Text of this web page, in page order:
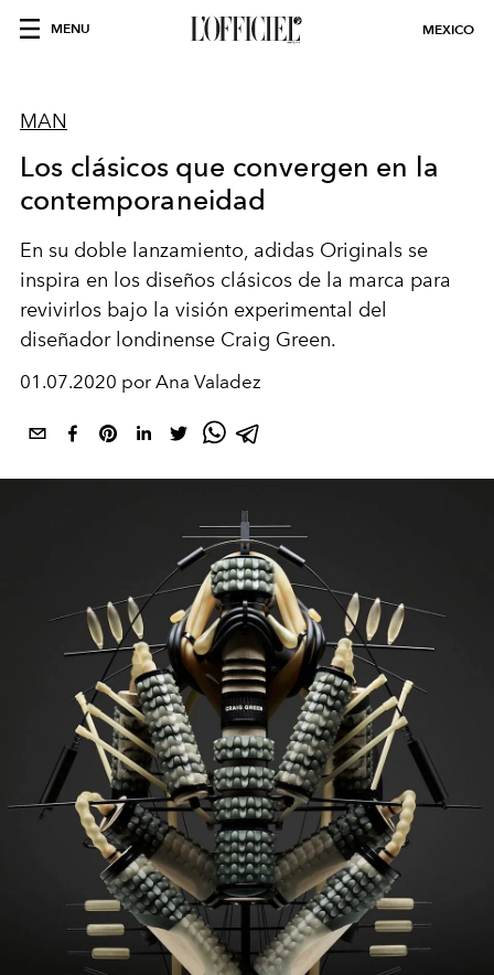
MENU MEXICO
MAN
Los clásicos que convergen en la
contemporaneidad
En su doble lanzamiento, adidas Originals se
inspira en los diseños clásicos de la marca para
revivirlos bajo la visión experimental del
diseñador londinense Craig Green.
01.07.2020 por Ana Valadez